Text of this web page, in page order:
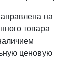
на
товара
ценовую